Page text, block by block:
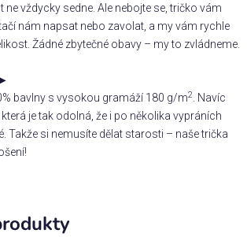
ne vždycky sedne. Ale nebojte se, tričko vám
nám napsat nebo zavolat, a my vám rychle
Žádné zbytečné obavy – my to zvládneme.
bavlny s vysokou gramáží 180 g/m2
. Navíc
je tak odolná, že i po několika vypráních
Takže si nemusíte dělat starosti – naše trička